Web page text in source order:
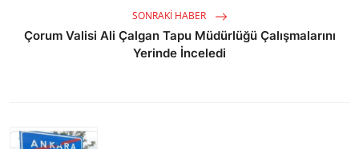
SONRAKI HABER
Çorum Valisi Ali Çalgan Tapu Müdürlüğü Çalışmalarını
Yerinde İnceledi